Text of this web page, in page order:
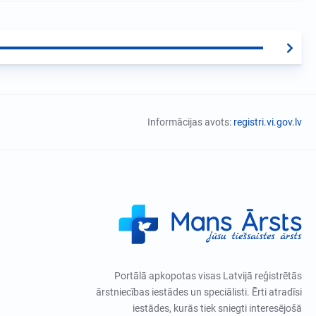
Informācijas avots: registri.vi.gov.lv
Portālā apkopotas visas Latvijā reģistrētās
ārstniecības iestādes un speciālisti. Ērti atradīsi
iestādes, kurās tiek sniegti interesējošā